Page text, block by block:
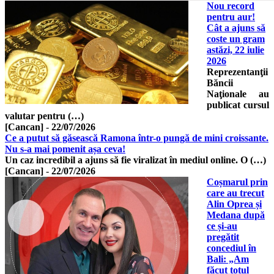
Nou record
pentru aur!
Cât a ajuns să
coste un gram
astăzi, 22 iulie
2026
Reprezentanţii
Băncii
Naţionale au
publicat cursul
valutar pentru (…)
[Cancan] - 22/07/2026
Ce a putut să găsească Ramona într-o pungă de mini croissante.
Nu s-a mai pomenit așa ceva!
Un caz incredibil a ajuns să fie viralizat în mediul online. O (…)
[Cancan] - 22/07/2026
Coșmarul prin
care au trecut
Alin Oprea și
Medana după
ce și-au
pregătit
concediul în
Bali: „Am
făcut totul